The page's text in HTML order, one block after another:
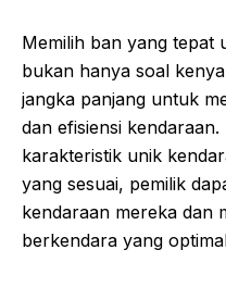
Memilih ban yang tepat
bukan hanya soal
jangka panjang untuk
dan efisiensi
karakteristik unik
yang sesuai, pemilik
kendaraan mereka dan
berkendara yang